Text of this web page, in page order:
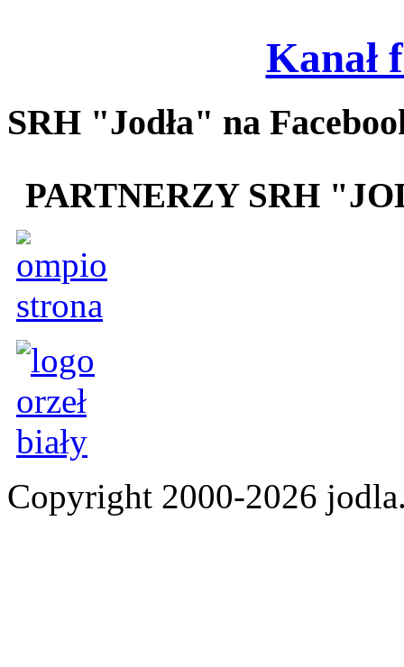
Kanał
SRH "Jodła" na
PARTNERZY SRH
Copyright 2000-2026